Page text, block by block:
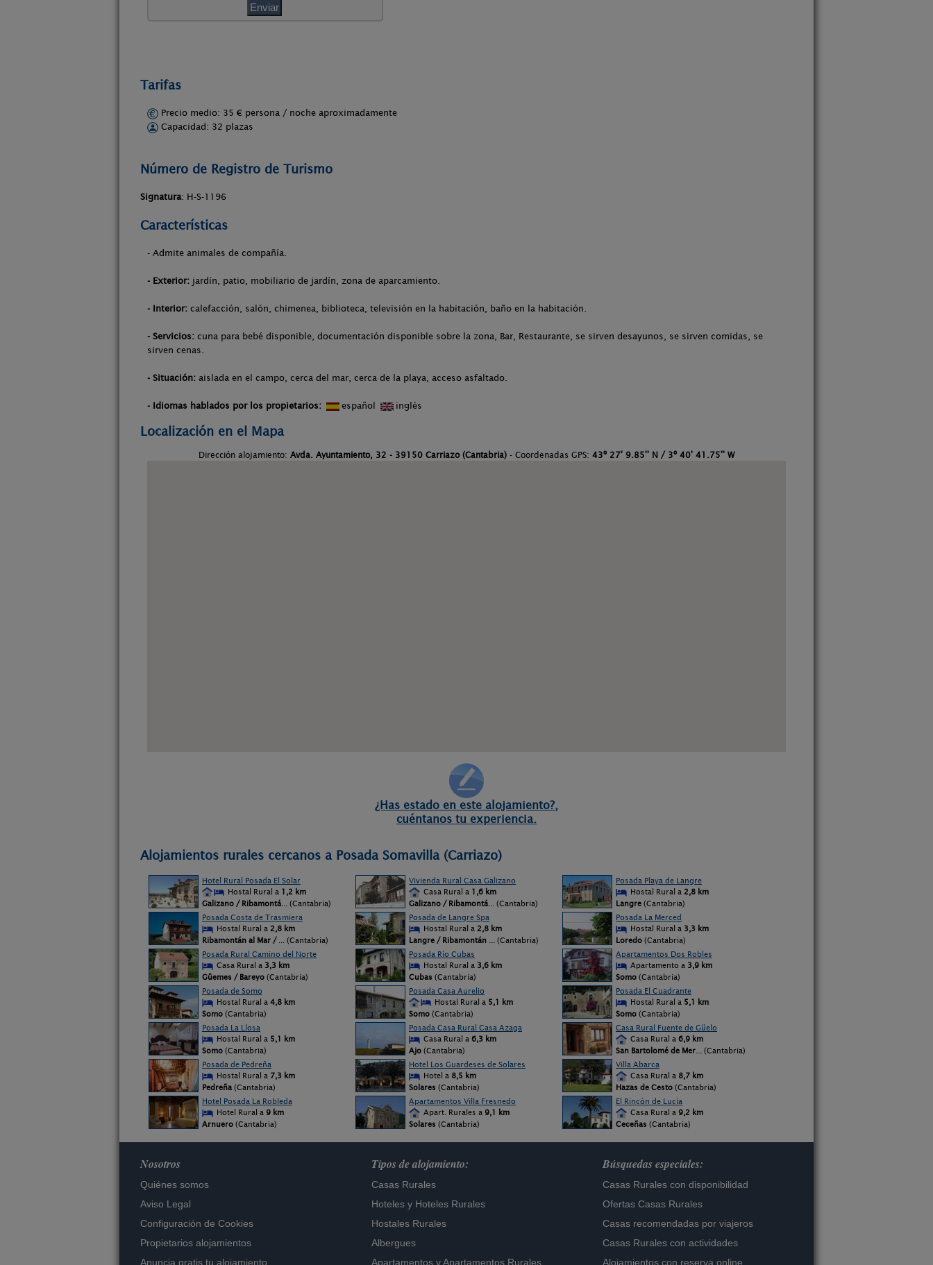
Tarifas
Precio medio: 35 € persona / noche aproximadamente
Capacidad: 32 plazas
Número de Registro de Turismo
Signatura: H-S-1196
Características
- Admite animales de compañía.
- Exterior: jardín, patio, mobiliario de jardín, zona de aparcamiento.
- Interior: calefacción, salón, chimenea, biblioteca, televisión en la habitación, baño en la habitación.
- Servicios: cuna para bebé disponible, documentación disponible sobre la zona, Bar, Restaurante, se sirven desayunos, se sirven comidas, se
sirven cenas.
- Situación: aislada en el campo, cerca del mar, cerca de la playa, acceso asfaltado.
- Idiomas hablados por los propietarios: español inglés
Localización en el Mapa
Dirección alojamiento: Avda. Ayuntamiento, 32 - 39150 Carriazo (Cantabria) - Coordenadas GPS: 43º 27' 9.85'' N / 3º 40' 41.75'' W
¿Has estado en este alojamiento?,
cuéntanos tu experiencia.
Alojamientos rurales cercanos a Posada Somavilla (Carriazo)
Hotel Rural Posada El Solar
Hostal Rural a 1,2 km
Galizano / Ribamontá... (Cantabria)
Vivienda Rural Casa Galizano
Casa Rural a 1,6 km
Galizano / Ribamontá... (Cantabria)
Posada Playa de Langre
Hostal Rural a 2,8 km
Langre (Cantabria)
Posada Costa de Trasmiera
Hostal Rural a 2,8 km
Ribamontán al Mar / ... (Cantabria)
Posada de Langre Spa
Hostal Rural a 2,8 km
Langre / Ribamontán ... (Cantabria)
Posada La Merced
Hostal Rural a 3,3 km
Loredo (Cantabria)
Posada Rural Camino del Norte
Casa Rural a 3,3 km
Güemes / Bareyo (Cantabria)
Posada Río Cubas
Hostal Rural a 3,6 km
Cubas (Cantabria)
Apartamentos Dos Robles
Apartamento a 3,9 km
Somo (Cantabria)
Posada de Somo
Hostal Rural a 4,8 km
Somo (Cantabria)
Posada Casa Aurelio
Hostal Rural a 5,1 km
Somo (Cantabria)
Posada El Cuadrante
Hostal Rural a 5,1 km
Somo (Cantabria)
Posada La Llosa
Hostal Rural a 5,1 km
Somo (Cantabria)
Posada Casa Rural Casa Azaga
Casa Rural a 6,3 km
Ajo (Cantabria)
Casa Rural Fuente de Güelo
Casa Rural a 6,9 km
San Bartolomé de Mer... (Cantabria)
Posada de Pedreña
Hostal Rural a 7,3 km
Pedreña (Cantabria)
Hotel Los Guardeses de Solares
Hotel a 8,5 km
Solares (Cantabria)
Villa Abarca
Casa Rural a 8,7 km
Hazas de Cesto (Cantabria)
Hotel Posada La Robleda
Hotel Rural a 9 km
Arnuero (Cantabria)
Apartamentos Villa Fresnedo
Apart. Rurales a 9,1 km
Solares (Cantabria)
El Rincón de Lucía
Casa Rural a 9,2 km
Ceceñas (Cantabria)
Nosotros
Quiénes somos
Aviso Legal
Configuración de Cookies
Propietarios alojamientos
Anuncia gratis tu alojamiento
Tipos de alojamiento:
Casas Rurales
Hoteles y Hoteles Rurales
Hostales Rurales
Albergues
Apartamentos yApartamentos Rurales
Búsquedas especiales:
Casas Rurales con disponibilidad
Ofertas Casas Rurales
Casas recomendadas por viajeros
Casas Rurales con actividades
Alojamientos con reserva online